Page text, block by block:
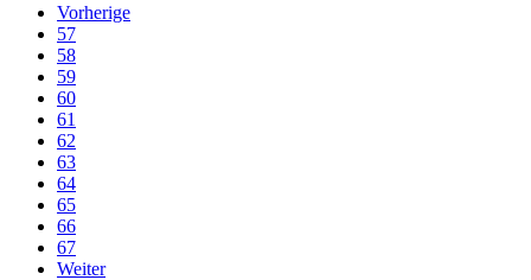
Vorherige
57
58
59
60
61
62
63
64
65
66
67
Weiter